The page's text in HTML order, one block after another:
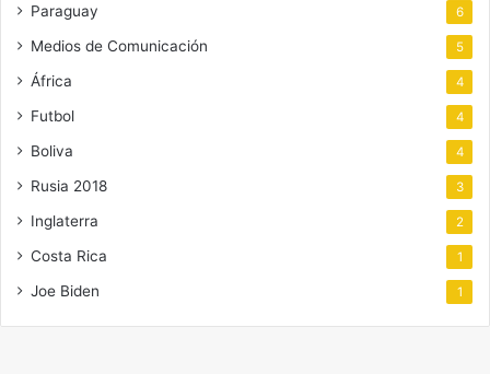
Paraguay 6
Medios de Comunicación 5
África 4
Futbol 4
Boliva 4
Rusia 2018 3
Inglaterra 2
Costa Rica 1
Joe Biden 1